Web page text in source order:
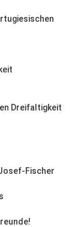
Dreifaltigkeit
Fischer